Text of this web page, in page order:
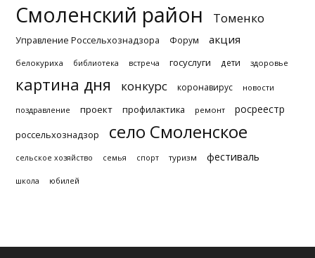
Смоленский район Томенко
Управление Россельхознадзора Форум акция
белокуриха библиотека встреча госуслуги дети здоровье
картина дня конкурс коронавирус новости
поздравление проект профилактика ремонт росреестр
россельхознадзор село Смоленское
сельское хозяйство семья спорт туризм фестиваль
школа юбилей